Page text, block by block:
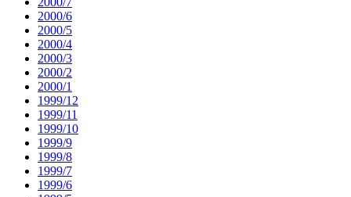
2000/6
2000/5
2000/4
2000/3
2000/2
2000/1
1999/12
1999/11
1999/10
1999/9
1999/8
1999/7
1999/6